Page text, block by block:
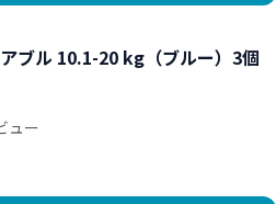
ブル 10.1-20 kg（ブルー）3個
ュー